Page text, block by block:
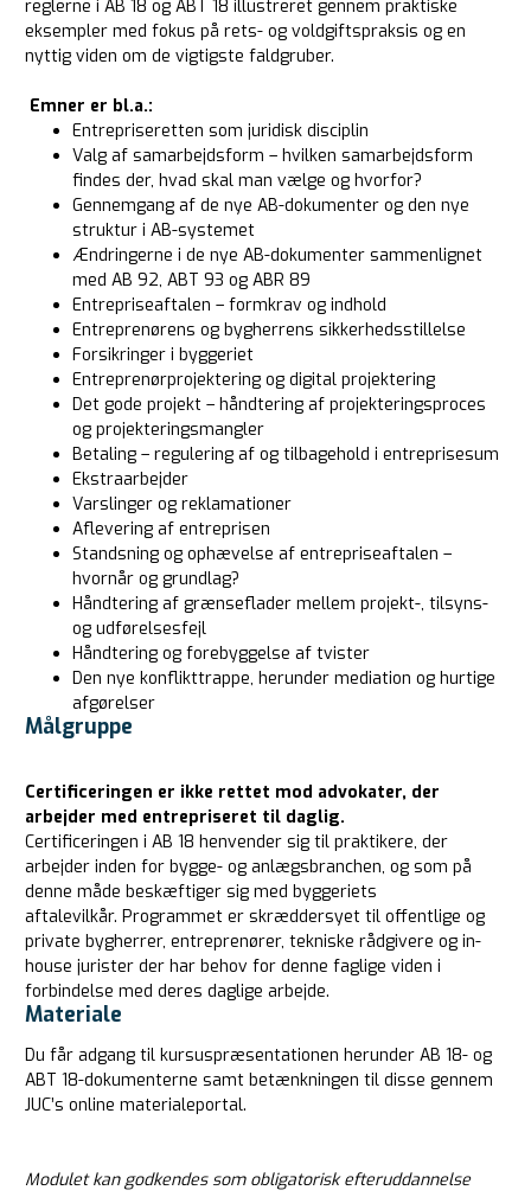
reglerne i AB 18 og ABT 18 illustreret gennem praktiske
eksempler med fokus på rets- og voldgiftspraksis og en
nyttig viden om de vigtigste faldgruber.
Emner er bl.a.:
Entrepriseretten som juridisk disciplin
Valg af samarbejdsform – hvilken samarbejdsform
findes der, hvad skal man vælge og hvorfor?
Gennemgang af de nye AB-dokumenter og den nye
struktur i AB-systemet
Ændringerne i de nye AB-dokumenter sammenlignet
med AB 92, ABT 93 og ABR 89
Entrepriseaftalen – formkrav og indhold
Entreprenørens og bygherrens sikkerhedsstillelse
Forsikringer i byggeriet
Entreprenørprojektering og digital projektering
Det gode projekt – håndtering af projekteringsproces
og projekteringsmangler
Betaling – regulering af og tilbagehold i entreprisesum
Ekstraarbejder
Varslinger og reklamationer
Aflevering af entreprisen
Standsning og ophævelse af entrepriseaftalen –
hvornår og grundlag?
Håndtering af grænseflader mellem projekt-, tilsyns-
og udførelsesfejl
Håndtering og forebyggelse af tvister
Den nye konflikttrappe, herunder mediation og hurtige
afgørelser
Målgruppe
Certificeringen er ikke rettet mod advokater, der
arbejder med entrepriseret til daglig.
Certificeringen i AB 18 henvender sig til praktikere, der
arbejder inden for bygge- og anlægsbranchen, og som på
denne måde beskæftiger sig med byggeriets
aftalevilkår. Programmet er skræddersyet til offentlige og
private bygherrer, entreprenører, tekniske rådgivere og in-
house jurister der har behov for denne faglige viden i
forbindelse med deres daglige arbejde.
Materiale
Du får adgang til kursuspræsentationen herunder AB 18- og
ABT 18-dokumenterne samt betænkningen til disse gennem
JUC’s online materialeportal.
Modulet kan godkendes som obligatorisk efteruddannelse